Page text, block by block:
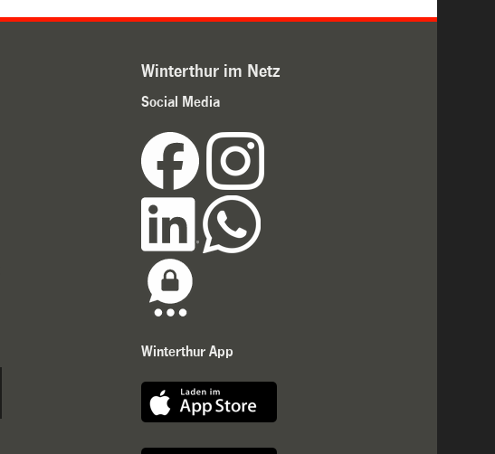
Winterthur im Netz
Social Media
Winterthur App